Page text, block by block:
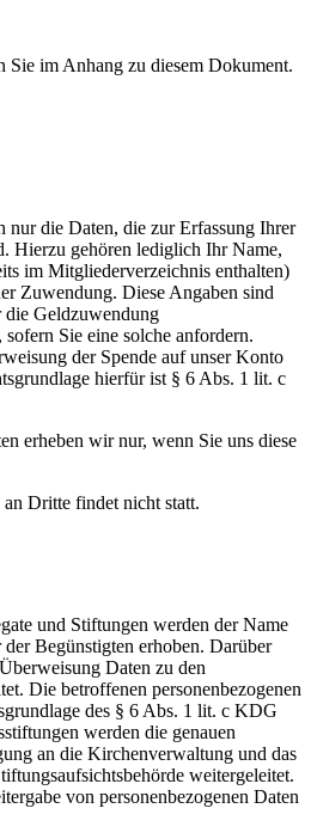
Sie im Anhang zu diesem Dokument.
nur die Daten, die zur Erfassung Ihrer
Hierzu gehören lediglich Ihr Name,
im Mitgliederverzeichnis enthalten)
Zuwendung. Diese Angaben sind
die Geldzuwendung
Sie eine solche anfordern.
der Spende auf unser Konto
hierfür ist § 6 Abs. 1 lit. c
erheben wir nur, wenn Sie uns diese
Dritte findet nicht statt.
und Stiftungen werden der Name
der Begünstigten erhoben. Darüber
Daten zu den
Die betroffenen personenbezogenen
des § 6 Abs. 1 lit. c KDG
werden die genauen
an die Kirchenverwaltung und das
weitergeleitet.
von personenbezogenen Daten